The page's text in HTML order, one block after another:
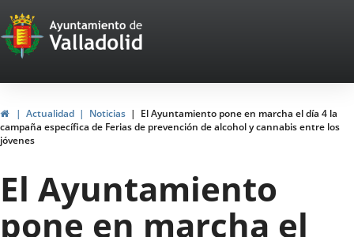
Portal
Web
del
Ayuntamiento
de
Valladolid
InicioActualidad Noticias
El Ayuntamiento pone en marcha el día 4 la
campaña específica de Ferias de prevención de alcohol y cannabis entre los
jóvenes
El Ayuntamiento
pone en marcha el